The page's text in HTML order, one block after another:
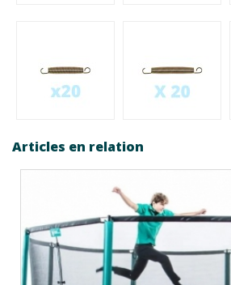
Articles en relation